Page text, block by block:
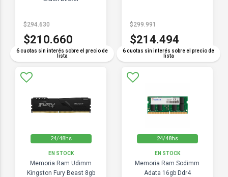
6 cuotas sin interés sobre el precio de
lista
$294.630
$210.660
6 cuotas sin interés sobre el precio de
lista
$299.991
$214.494
24/48hs
EN STOCK
Memoria Ram Udimm
Kingston Fury Beast 8gb
24/48hs
EN STOCK
Memoria Ram Sodimm
Adata 16gb Ddr4